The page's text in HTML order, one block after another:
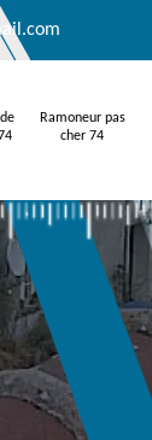
Ramoneur pas
cher 74